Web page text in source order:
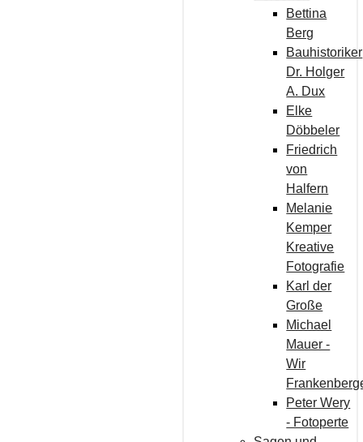
Bettina
Berg
Bauhistoriker
Dr. Holger
A. Dux
Elke
Döbbeler
Friedrich
von
Halfern
Melanie
Kemper
Kreative
Fotografie
Karl der
Große
Michael
Mauer -
Wir
Peter Wery
- Fotoperte